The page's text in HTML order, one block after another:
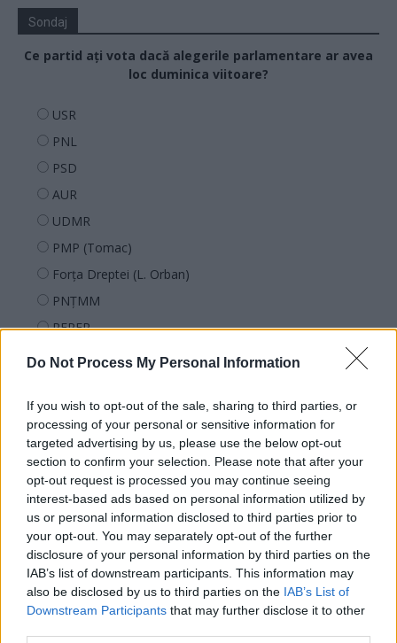
Do Not Process My Personal Information
If you wish to opt-out of the sale, sharing to third parties, or
processing of your personal or sensitive information for
targeted advertising by us, please use the below opt-out
section to confirm your selection. Please note that after your
opt-out request is processed you may continue seeing
interest-based ads based on personal information utilized by
us or personal information disclosed to third parties prior to
your opt-out. You may separately opt-out of the further
disclosure of your personal information by third parties on the
IAB’s list of downstream participants. This information may
also be disclosed by us to third parties on the IAB’s List of
Downstream Participants that may further disclose it to other
Sondaj
Ce partid ați vota dacă alegerile parlamentare ar avea
loc duminica viitoare?
USR
PNL
PSD
AUR
UDMR
PMP (Tomac)
Forța Dreptei (L. Orban)
PNȚMM
REPER
SENS
POT (Gavrilă)
PACE (Peia)
Acțiunea Conservatoare (Târziu)
PDF (Lazarus)
PUSL (D. Voiculescu)
PNȚCD (Pavelescu)
PNCR (Terheș)
Partidul Patrioților (Surugiu)
FAR (Coarnă)